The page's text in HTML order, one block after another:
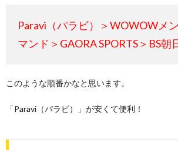
Paravi（パラビ）＞WOWOWメ
マンド＞GAORA SPORTS＞BS朝
このような順番かなと思います。
「Paravi（パラビ）」が安くて便利！